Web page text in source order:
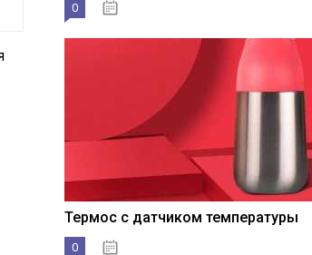
0
Термос с датчиком температуры
0